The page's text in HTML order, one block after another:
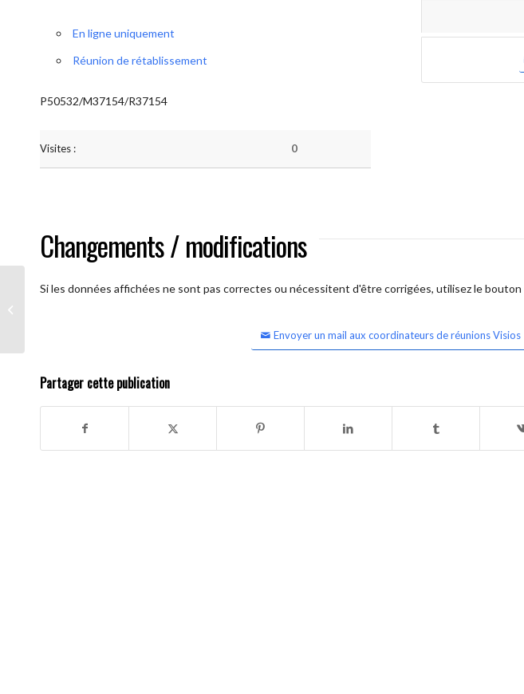
En ligne uniquement
Réunion de rétablissement
P50532/M37154/R37154
Visites : 0
Changements / modifications
Si les données affichées ne sont pas correctes ou nécessitent d'être corrigées, utilisez le bouton
Envoyer un mail aux coordinateurs de réunions Visios
Partager cette publication